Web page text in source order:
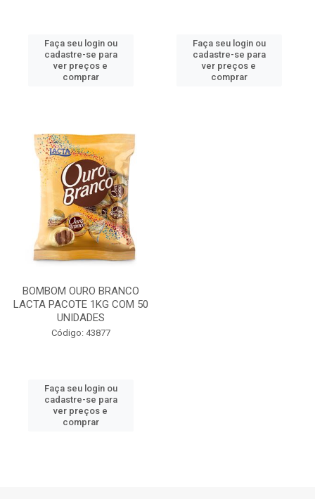
Faça seu login ou
cadastre-se para
ver preços e
comprar
Faça seu login ou
cadastre-se para
ver preços e
comprar
BOMBOM OURO BRANCO
LACTA PACOTE 1KG COM 50
UNIDADES
Código: 43877
Faça seu login ou
cadastre-se para
ver preços e
comprar